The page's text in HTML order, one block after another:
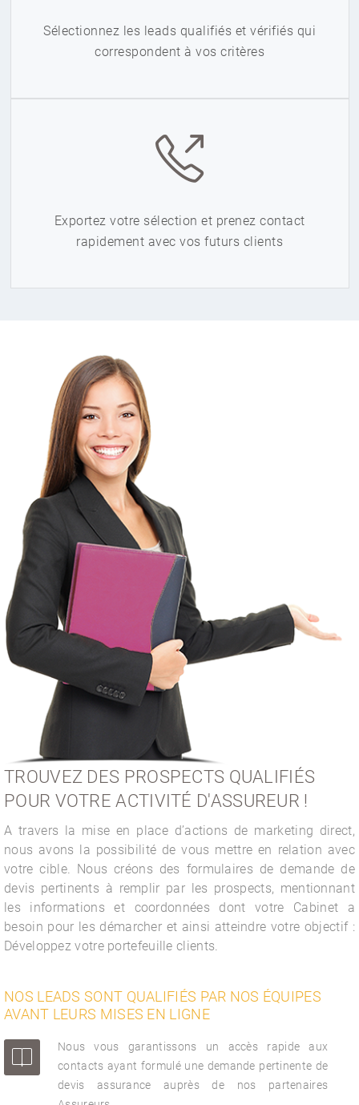
Sélectionnez les leads qualifiés et vérifiés qui
correspondent à vos critères
Exportez votre sélection et prenez contact
rapidement avec vos futurs clients
TROUVEZ DES PROSPECTS QUALIFIÉS
POUR VOTRE ACTIVITÉ D'ASSUREUR !
A travers la mise en place d’actions de marketing direct,
nous avons la possibilité de vous mettre en relation avec
votre cible. Nous créons des formulaires de demande de
devis pertinents à remplir par les prospects, mentionnant
les informations et coordonnées dont votre Cabinet a
besoin pour les démarcher et ainsi atteindre votre objectif :
Développez votre portefeuille clients.
NOS LEADS SONT QUALIFIÉS PAR NOS ÉQUIPES
AVANT LEURS MISES EN LIGNE
Nous vous garantissons un accès rapide aux
contacts ayant formulé une demande pertinente de
devis assurance auprès de nos partenaires